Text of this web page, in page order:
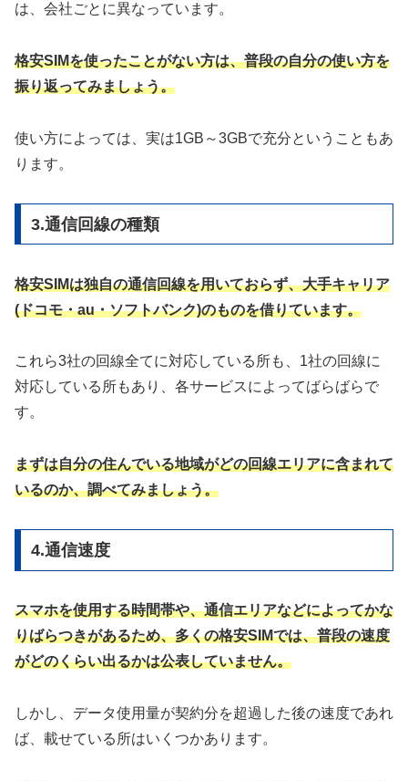
は、会社ごとに異なっています。
格安SIMを使ったことがない方は、普段の自分の使い方を
振り返ってみましょう。
使い方によっては、実は1GB～3GBで充分ということもあ
ります。
3.通信回線の種類
格安SIMは独自の通信回線を用いておらず、大手キャリア
(ドコモ・au・ソフトバンク)のものを借りています。
これら3社の回線全てに対応している所も、1社の回線に
対応している所もあり、各サービスによってばらばらで
す。
まずは自分の住んでいる地域がどの回線エリアに含まれて
いるのか、調べてみましょう。
4.通信速度
スマホを使用する時間帯や、通信エリアなどによってかな
りばらつきがあるため、多くの格安SIMでは、普段の速度
がどのくらい出るかは公表していません。
しかし、データ使用量が契約分を超過した後の速度であれ
ば、載せている所はいくつかあります。